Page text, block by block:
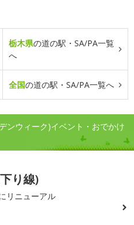
栃木県の道の駅・SA/PA一覧
へ
全国の道の駅・SA/PA一覧へ
ンウィーク)イベント・おでかけ
り線)
リニューアル